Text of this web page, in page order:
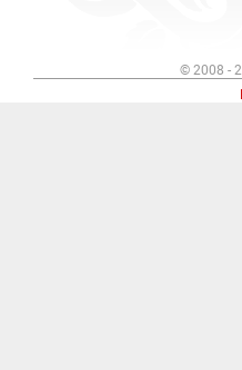
© 2008 -